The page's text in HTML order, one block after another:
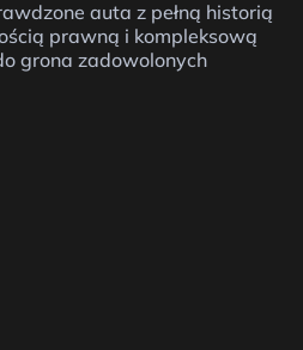
auta z pełną historią
prawną i kompleksową
grona zadowolonych